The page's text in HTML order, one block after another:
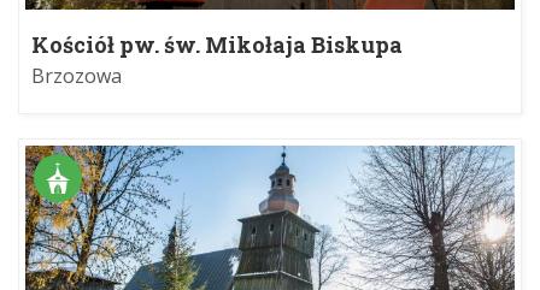
Kościół pw. św. Mikołaja Biskupa
Brzozowa